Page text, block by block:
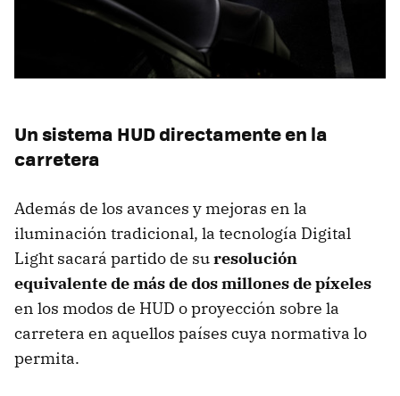
Un sistema HUD directamente en la
carretera
Además de los avances y mejoras en la
iluminación tradicional, la tecnología Digital
Light sacará partido de suresolución
equivalente de más de dos millones de píxeles
en los modos de HUD o proyección sobre la
carretera en aquellos países cuya normativa lo
permita.